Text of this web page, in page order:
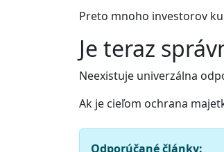
Preto mnoho investorov
Je teraz
Neexistuje univerzálna
Ak je cieľom ochrana
Odporúčané články: